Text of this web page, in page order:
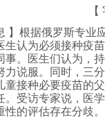
】根据俄罗斯专业
生认为必须接种疫
事。医生们认为，
力说服。同时，三
童接种必要疫苗的
。受访专家说，医
的评估存在分歧。